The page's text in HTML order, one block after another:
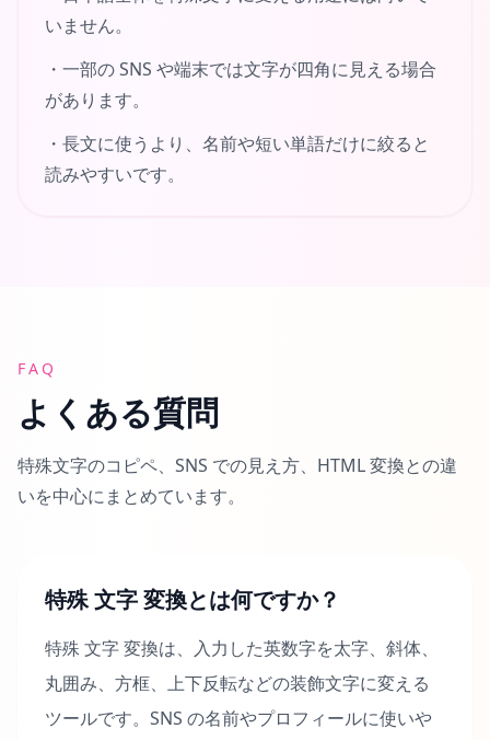
いません。
・ 一部の SNS や端末では文字が四角に見える場合
があります。
・ 長文に使うより、名前や短い単語だけに絞ると
読みやすいです。
FAQ
よくある質問
特殊文字のコピペ、SNS での見え方、HTML 変換との違
いを中心にまとめています。
特殊 文字 変換とは何ですか？
特殊 文字 変換は、入力した英数字を太字、斜体、
丸囲み、方框、上下反転などの装飾文字に変える
ツールです。SNS の名前やプロフィールに使いや